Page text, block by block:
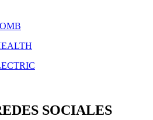
SOCIALES